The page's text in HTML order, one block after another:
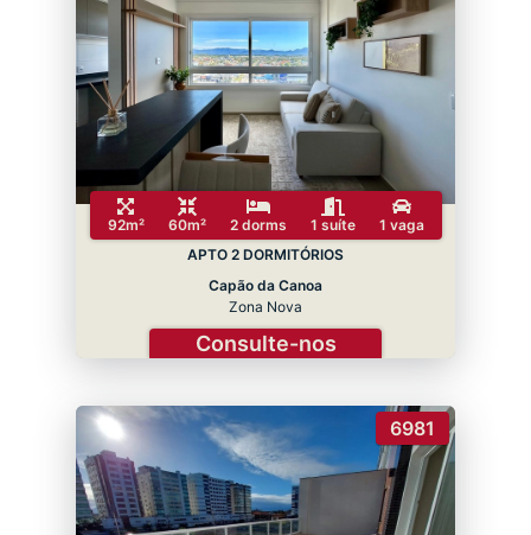
92m² 60m² 2 dorms 1 suíte
1 vaga
APTO 2 DORMITÓRIOS
Capão da Canoa
Zona Nova
Consulte-nos
6981